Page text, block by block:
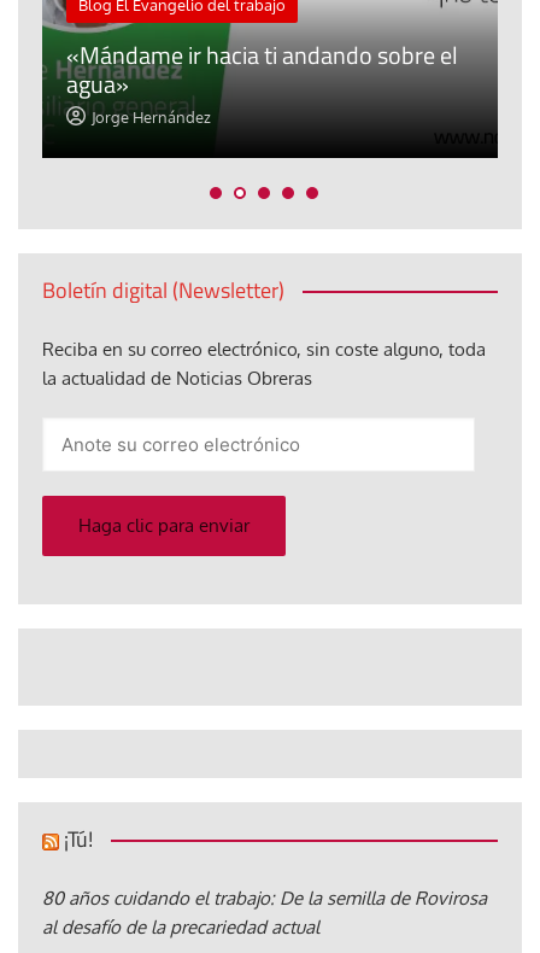
Blog El Evangelio del trabajo
«Mándame ir hacia ti andando sobre el
agua»
Jorge Hernández
Boletín digital (Newsletter)
Reciba en su correo electrónico, sin coste alguno, toda
la actualidad de Noticias Obreras
electrónico
Haga clic para enviar
¡Tú!
80 años cuidando el trabajo: De la semilla de Rovirosa
al desafío de la precariedad actual